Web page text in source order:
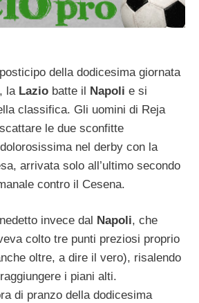
della dodicesima giornata
la Lazio batte il Napoli e si
classifica. Gli uomini di Reja
le due sconfitte
nel derby con la
arrivata solo all’ultimo secondo
contro il Cesena.
invece dal Napoli, che
colto tre punti preziosi proprio
oltre, a dire il vero), risalendo
i piani alti.
di pranzo della dodicesima